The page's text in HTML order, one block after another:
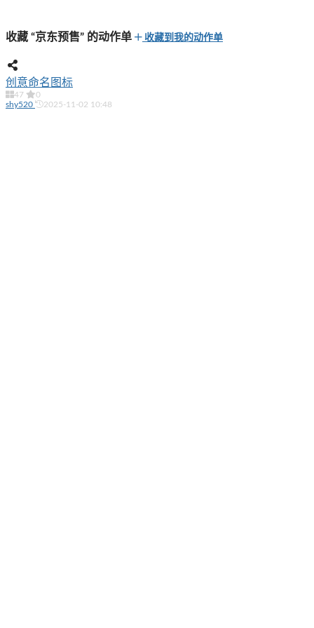
收藏 “京东预售” 的动作单 收藏到我的动作单
创意命名图标
47
0
shy520
2025-11-02 10:48